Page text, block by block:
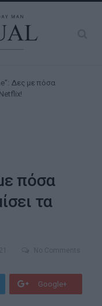
Δες με πόσα
πόσα
τα
Google+